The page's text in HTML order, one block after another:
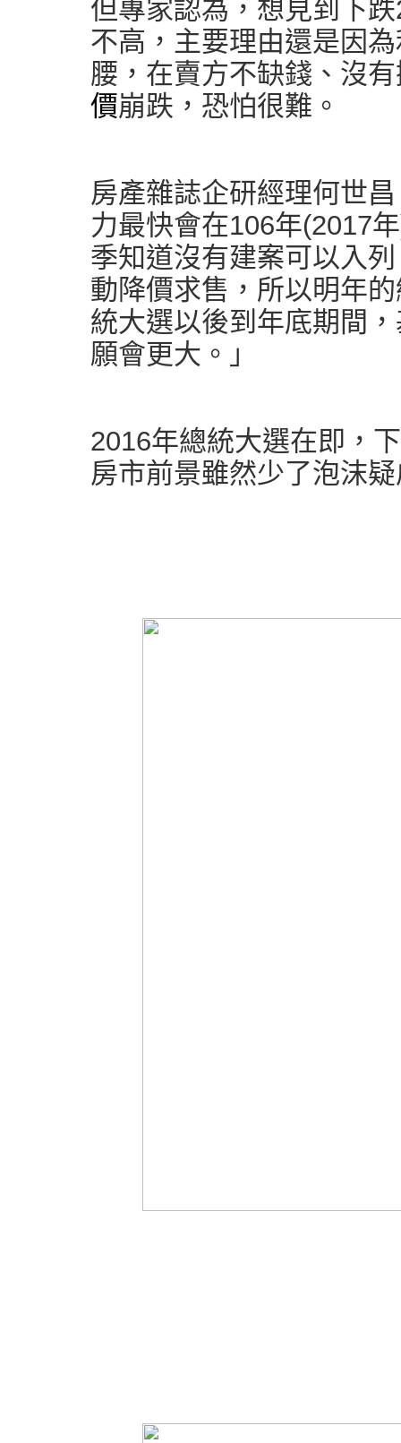
但專家認為，想見到下
不高，主要理由還是因
腰，在賣方不缺錢、沒
價崩跌，恐怕很難。
房產雜誌企研經理何世
力最快會在106年(2017
季知道沒有建案可以入
動降價求售，所以明年
統大選以後到年底期間
願會更大。」
2016年總統大選在即，
房市前景雖然少了泡沫